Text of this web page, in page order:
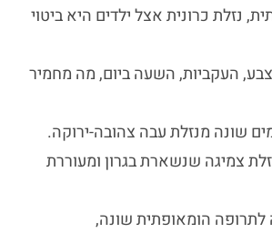
נזלת כרונית אצל ילדים היא ביטוי
העקביות, השעה ביום, מה מחמיר
שונה מנזלת עבה צהובה-ירוקה.
צמיגה שנשארת בגרון ומעוררת
לתרופה הומאופתית שונה,